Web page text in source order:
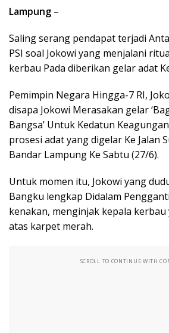
Lampung –
Saling serang pendapat terjadi
PSI soal Jokowi yang menjalani
kerbau Pada diberikan gelar adat
Pemimpin Negara Hingga-7 RI,
disapa Jokowi Merasakan gelar
Bangsa’ Untuk Kedatun
prosesi adat yang digelar Ke Jalan
Bandar Lampung Ke Sabtu (27/6).
Untuk momen itu, Jokowi yang
Bangku lengkap Didalam
kenakan, menginjak kepala kerbau
atas karpet merah.
SCROLL TO CONTINUE WITH